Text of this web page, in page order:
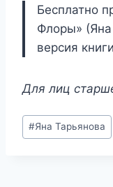
Бесплатно
Флоры» (Яна
версия
Для лиц
Метки
записи:
#Яна Тарьянова